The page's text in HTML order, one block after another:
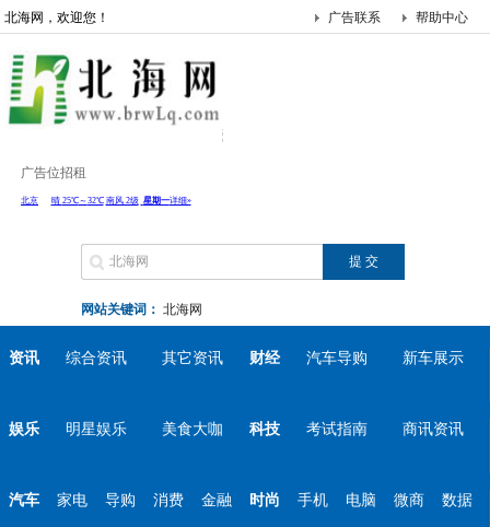
北海网，欢迎您！ 帮助中心
广告联系
广告位招租
网站关键词： 北海网
资讯 综合资讯 其它资讯 财经 汽车导购 新车展示
娱乐 明星娱乐 美食大咖 科技 考试指南 商讯资讯
汽车 家电 导购 消费 金融 时尚 手机 电脑 微商 数据